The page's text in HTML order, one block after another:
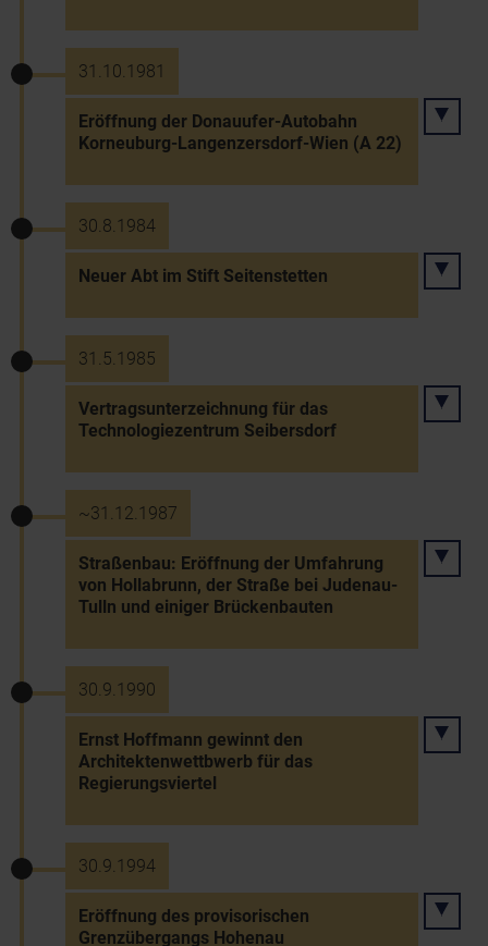
31.10.1981
Eröffnung der Donauufer-Autobahn
Korneuburg-Langenzersdorf-Wien (A 22)
30.8.1984
Neuer Abt im Stift Seitenstetten
31.5.1985
Vertragsunterzeichnung für das
Technologiezentrum Seibersdorf
~31.12.1987
Straßenbau: Eröffnung der Umfahrung
von Hollabrunn, der Straße bei Judenau-
Tulln und einiger Brückenbauten
30.9.1990
Ernst Hoffmann gewinnt den
Architektenwettbwerb für das
Regierungsviertel
30.9.1994
Eröffnung des provisorischen
Grenzübergangs Hohenau